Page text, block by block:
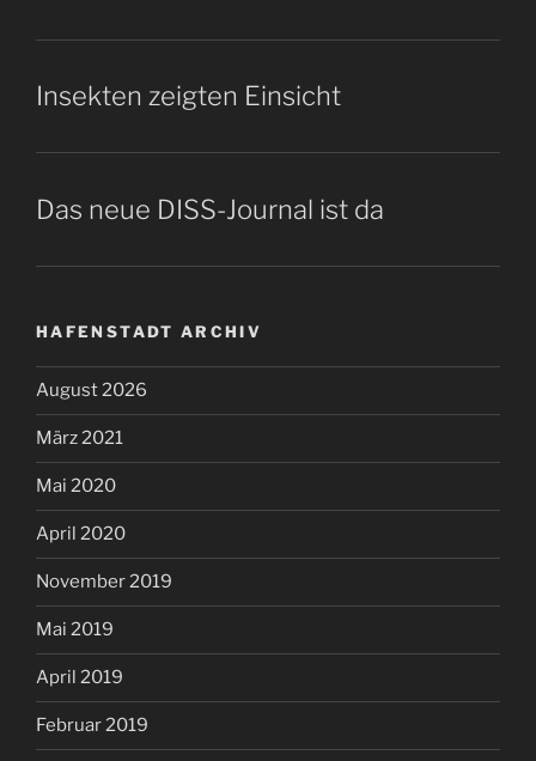
Insekten zeigten Einsicht
Das neue DISS-Journal ist da
HAFENSTADT ARCHIV
August 2026
März 2021
Mai 2020
April 2020
November 2019
Mai 2019
April 2019
Februar 2019